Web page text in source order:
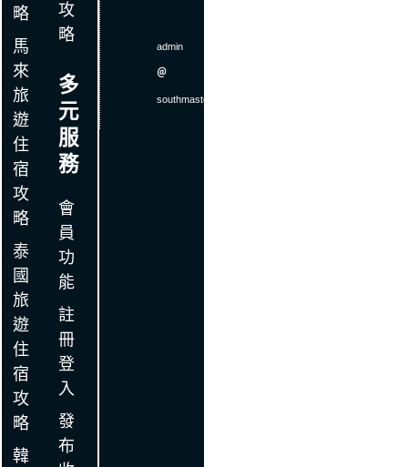
略
馬
來
旅
遊
住
宿
攻
略
泰
國
旅
遊
住
宿
攻
略
韓
攻
略
多
元
服
務
會
員
功
能
註
冊
登
入
發
布
admin
＠
southmaster